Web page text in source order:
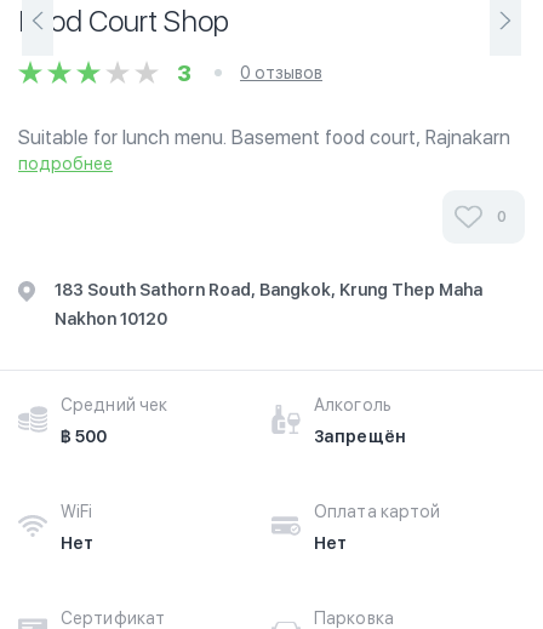
Food Court Shop
3 0 отзывов
Suitable for lunch menu. Basement food court, Rajnakarn
building, near Narathivat intersection, Sathorn Road.
подробнее
0
183 South Sathorn Road, Bangkok, Krung Thep Maha
Nakhon 10120
Средний чек
฿ 500
Алкоголь
Запрещён
WiFi
Нет
Оплата картой
Нет
Сертификат
Парковка